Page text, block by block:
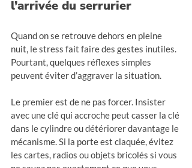
l’arrivée du serrurier
Quand on se retrouve dehors en pleine
nuit, le stress fait faire des gestes inutiles.
Pourtant, quelques réflexes simples
peuvent éviter d’aggraver la situation.
Le premier est de ne pas forcer. Insister
avec une clé qui accroche peut casser la clé
dans le cylindre ou détériorer davantage le
mécanisme. Si la porte est claquée, évitez
les cartes, radios ou objets bricolés si vous